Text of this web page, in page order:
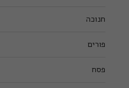
חנוכה
פורים
פסח